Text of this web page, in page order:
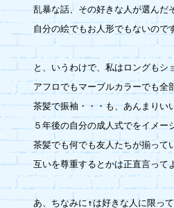
乱暴な話、その好きな人が選んだ
自分の絵でもお人形でもないので
と、いうわけで、私はロングもシ
アフロでもマーブルカラーでも全
茶髪で振袖・・・も、あんまりい
５年後の自分の成人式でをイメー
茶髪でも何でも友人たちが揃って
互いを尊重するとかは正直言って
あ、ちなみに↑は好きな人に限っ